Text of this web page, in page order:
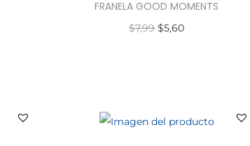
FRANELA GOOD MOMENTS
$7,99 $5,60